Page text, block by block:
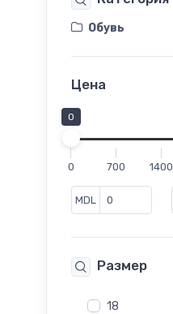
Melania
New Balance
Rieker
s.Oliver
Salamander
Обувь
Цена
0
0 700 1400
MDL
Размер
18